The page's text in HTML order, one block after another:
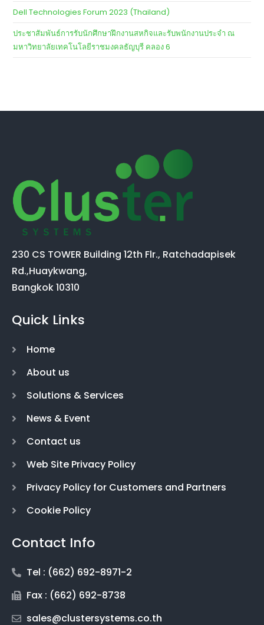
Dell Technologies Forum 2023 (Thailand)
ประชาสัมพันธ์การรับนักศึกษาฝึกงานสหกิจและรับพนักงานประจำ ณ
มหาวิทยาลัยเทคโนโลยีราชมงคลธัญบุรี คลอง 6
230 CS TOWER Building 12th Flr., Ratchadapisek
Rd.,Huaykwang,
Bangkok 10310
Quick Links
Home
About us
Solutions & Services
News & Event
Contact us
Web Site Privacy Policy
Privacy Policy for Customers and Partners
Cookie Policy
Contact Info
Tel : (662) 692-8971-2
Fax : (662) 692-8738
sales@clustersystems.co.th